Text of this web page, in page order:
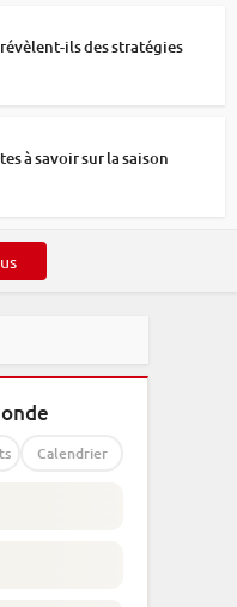
ils des stratégies
à savoir sur la saison
Calendrier